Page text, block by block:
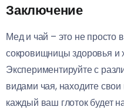
Заключение
Мед и чай – это не просто
сокровищницы здоровья и
Экспериментируйте с
видами чая, находите
каждый ваш глоток будет